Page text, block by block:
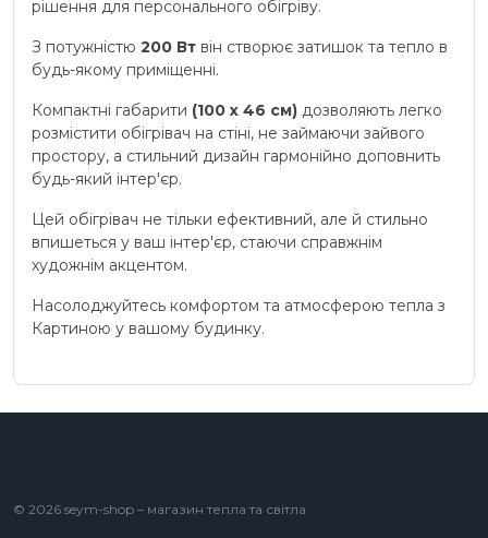
рішення для персонального обігріву.
З потужністю 200 Вт він створює затишок та тепло в
будь-якому приміщенні.
Компактні габарити (100 х 46 см) дозволяють легко
розмістити обігрівач на стіні, не займаючи зайвого
простору, а стильний дизайн гармонійно доповнить
будь-який інтер'єр.
Цей обігрівач не тільки ефективний, але й стильно
впишеться у ваш інтер'єр, стаючи справжнім
художнім акцентом.
Насолоджуйтесь комфортом та атмосферою тепла з
Картиною у вашому будинку.
© 2026 seym-shop – магазин тепла та світла